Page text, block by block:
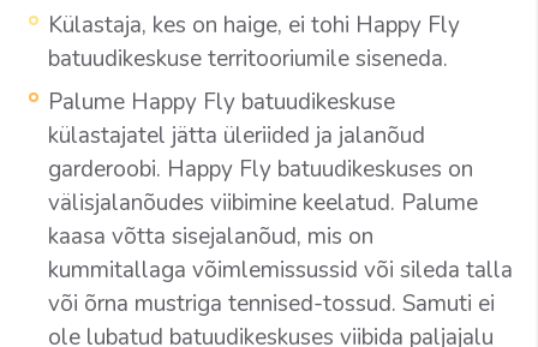
Külastaja, kes on haige, ei tohi Happy Fly
batuudikeskuse territooriumile siseneda.
Palume Happy Fly batuudikeskuse
külastajatel jätta üleriided ja jalanõud
garderoobi. Happy Fly batuudikeskuses on
välisjalanõudes viibimine keelatud. Palume
kaasa võtta sisejalanõud, mis on
kummitallaga võimlemissussid või sileda talla
või õrna mustriga tennised-tossud. Samuti ei
ole lubatud batuudikeskuses viibida paljajalu